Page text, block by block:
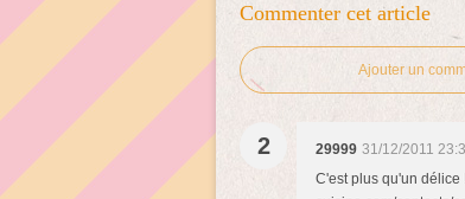
Commenter cet article
Ajouter un
2 29999 31/12/2011
C'est plus qu'un délice